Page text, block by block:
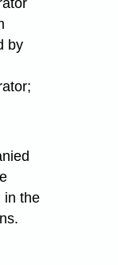
by
in the